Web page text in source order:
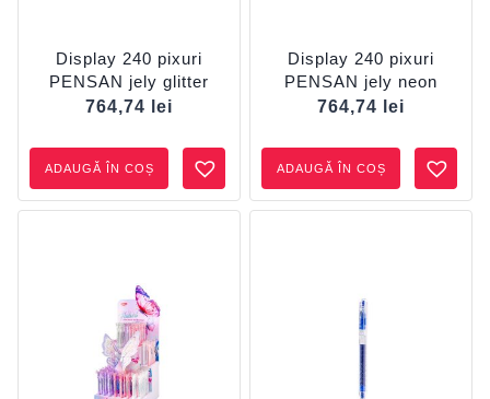
Display 240 pixuri
PENSAN jely glitter
764,74
lei
ADAUGĂ ÎN COȘ
Display 240 pixuri
PENSAN jely neon
764,74
lei
ADAUGĂ ÎN COȘ